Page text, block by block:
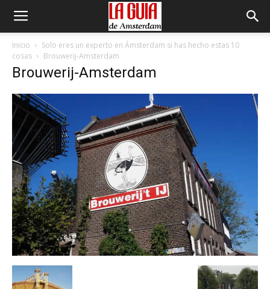
Inicio
Solo eres un experto en Ámsterdam si has hecho estas 10
cosas
Brouwerij-Amsterdam
Brouwerij-Amsterdam